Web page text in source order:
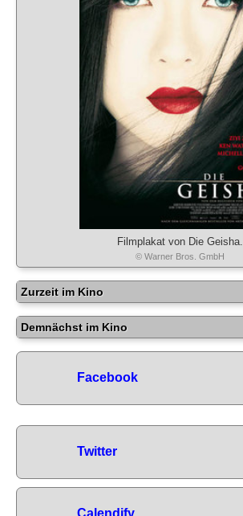
Filmplakat von Die Geisha.
© Warner Bros. GmbH
Zurzeit im Kino
Demnächst im Kino
Facebook
Twitter
Calendify